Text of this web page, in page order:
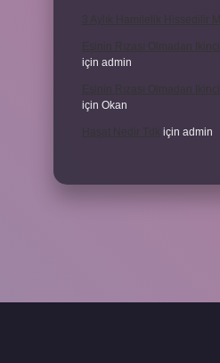
için admin
için Okan
için admin